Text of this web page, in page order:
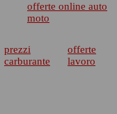
offerte online auto
moto
prezzi
carburante
offerte
lavoro